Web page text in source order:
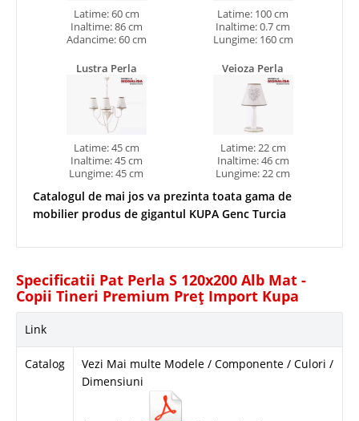
Latime: 60 cm
Inaltime: 86 cm
Adancime: 60 cm
Latime: 100 cm
Inaltime: 0.7 cm
Lungime: 160 cm
Lustra Perla
Latime: 45 cm
Inaltime: 45 cm
Lungime: 45 cm
Veioza Perla
Latime: 22 cm
Inaltime: 46 cm
Lungime: 22 cm
Catalogul de mai jos va prezinta toata gama de
mobilier produs de gigantul KUPA Genc Turcia
Specificatii Pat Perla S 120x200 Alb Mat -
Copii Tineri Premium Preț Import Kupa
Link
Catalog
Vezi Mai multe Modele / Componente / Culori /
Dimensiuni